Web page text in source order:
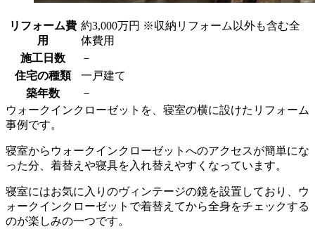
リフォーム費
用
約3,000万円 ※収納リフォーム以外も含む全
体費用
施工日数
－
住宅の種類
一戸建て
築年数
－
ウォークインクローゼットを、寝室の横に設けたリフォーム
事例です。
寝室からウォークインクローゼットへのアクセスが簡単にな
った分、着替えや寝具を入れ替えやすくなっています。
寝室にはお気に入りのヴィンテージの鏡を設置しており、ウ
ォークインクローゼットで着替えてから全身をチェックする
のが楽しみの一つです。